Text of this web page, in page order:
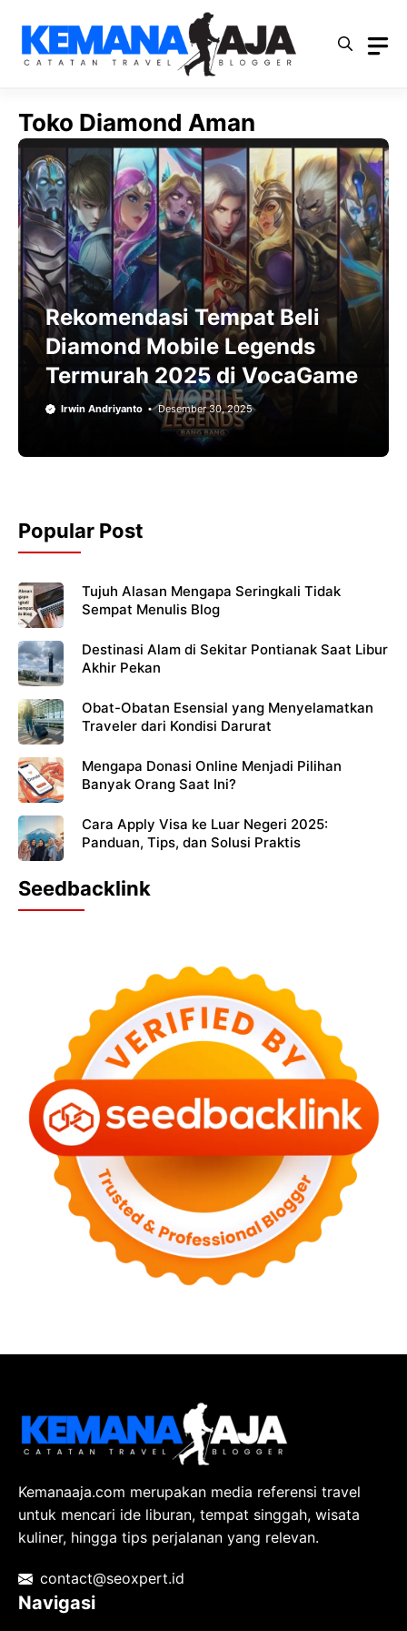
Toko Diamond Aman
Rekomendasi Tempat Beli
Diamond Mobile Legends
Termurah 2025 di VocaGame
Irwin Andriyanto Desember 30, 2025
Popular Post
Tujuh Alasan Mengapa Seringkali Tidak
Sempat Menulis Blog
Destinasi Alam di Sekitar Pontianak Saat Libur
Akhir Pekan
Obat-Obatan Esensial yang Menyelamatkan
Traveler dari Kondisi Darurat
Mengapa Donasi Online Menjadi Pilihan
Banyak Orang Saat Ini?
Cara Apply Visa ke Luar Negeri 2025:
Panduan, Tips, dan Solusi Praktis
Seedbacklink
Kemanaaja.com merupakan media referensi travel
untuk mencari ide liburan, tempat singgah, wisata
kuliner, hingga tips perjalanan yang relevan.
contact@seoxpert.id
Navigasi